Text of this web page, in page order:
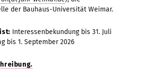
der Bauhaus-Universität Weimar.
Interessenbekundung bis 31. Juli
bis 1. September 2026